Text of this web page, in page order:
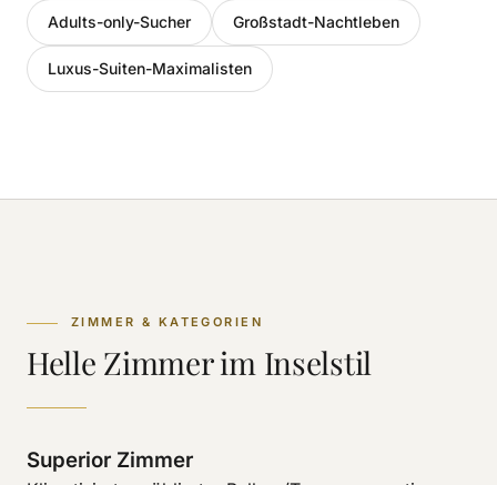
Adults-only-Sucher Großstadt-Nachtleben
Luxus-Suiten-Maximalisten
ZIMMER & KATEGORIEN
Helle Zimmer im Inselstil
Superior Zimmer